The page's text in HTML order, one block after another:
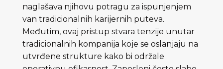
naglašava njihovu potragu za ispunjenjem
van tradicionalnih karijernih puteva.
Međutim, ovaj pristup stvara tenzije unutar
tradicionalnih kompanija koje se oslanjaju na
utvrđene strukture kako bi održale